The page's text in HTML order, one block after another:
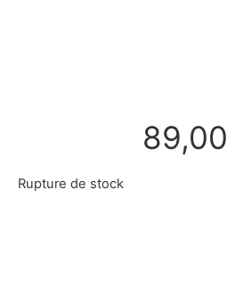
89,00
Rupture de stock